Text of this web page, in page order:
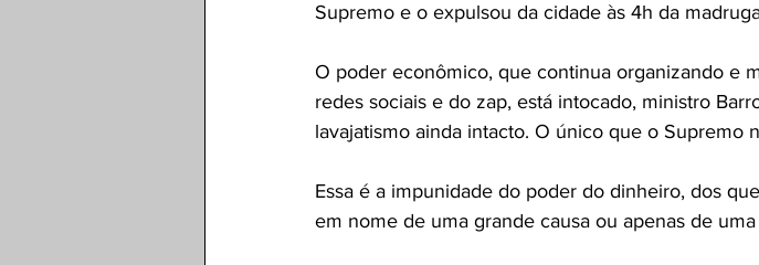
Supremo e o expulsou da cidade às 4h da
O poder econômico, que continua organizando e
redes sociais e do zap, está intocado, ministro
lavajatismo ainda intacto. O único que o Supremo
Essa é a impunidade do poder do dinheiro, dos
em nome de uma grande causa ou apenas de